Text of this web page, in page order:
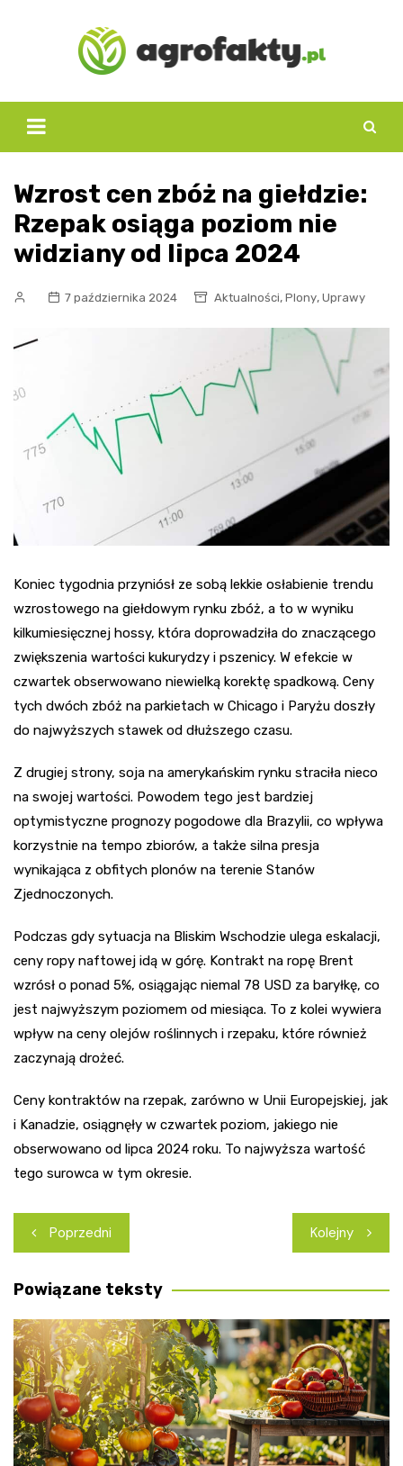
Wzrost cen zbóż na giełdzie:
Rzepak osiąga poziom nie
widziany od lipca 2024
7 października 2024 Aktualności, Plony, Uprawy
Koniec tygodnia przyniósł ze sobą lekkie osłabienie trendu
wzrostowego na giełdowym rynku zbóż, a to w wyniku
kilkumiesięcznej hossy, która doprowadziła do znaczącego
zwiększenia wartości kukurydzy i pszenicy. W efekcie w
czwartek obserwowano niewielką korektę spadkową. Ceny
tych dwóch zbóż na parkietach w Chicago i Paryżu doszły
do najwyższych stawek od dłuższego czasu.
Z drugiej strony, soja na amerykańskim rynku straciła nieco
na swojej wartości. Powodem tego jest bardziej
optymistyczne prognozy pogodowe dla Brazylii, co wpływa
korzystnie na tempo zbiorów, a także silna presja
wynikająca z obfitych plonów na terenie Stanów
Zjednoczonych.
Podczas gdy sytuacja na Bliskim Wschodzie ulega eskalacji,
ceny ropy naftowej idą w górę. Kontrakt na ropę Brent
wzrósł o ponad 5%, osiągając niemal 78 USD za baryłkę, co
jest najwyższym poziomem od miesiąca. To z kolei wywiera
wpływ na ceny olejów roślinnych i rzepaku, które również
zaczynają drożeć.
Ceny kontraktów na rzepak, zarówno w Unii Europejskiej, jak
i Kanadzie, osiągnęły w czwartek poziom, jakiego nie
obserwowano od lipca 2024 roku. To najwyższa wartość
tego surowca w tym okresie.
Nawigacja
wpisu
Poprzedni Kolejny
Powiązane teksty